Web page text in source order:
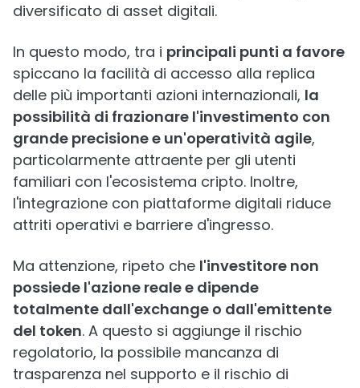
diversificato di asset digitali.
In questo modo, tra i principali punti a favore
spiccano la facilità di accesso alla replica
delle più importanti azioni internazionali, la
possibilità di frazionare l'investimento con
grande precisione e un'operatività agile,
particolarmente attraente per gli utenti
familiari con l'ecosistema cripto. Inoltre,
l'integrazione con piattaforme digitali riduce
attriti operativi e barriere d'ingresso.
Ma attenzione, ripeto che l'investitore non
possiede l'azione reale e dipende
totalmente dall'exchange o dall'emittente
del token. A questo si aggiunge il rischio
regolatorio, la possibile mancanza di
trasparenza nel supporto e il rischio di